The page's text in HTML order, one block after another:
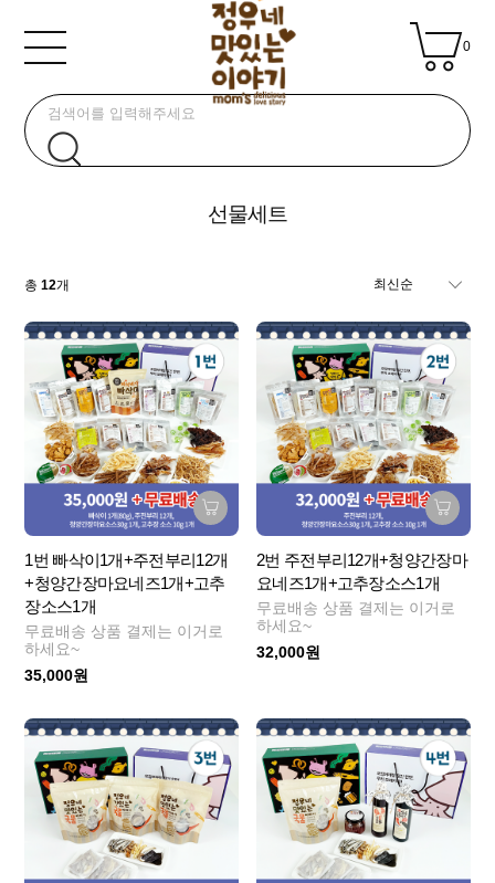
0
선물세트
총12개
1번 빠삭이1개+주전부리12개
+청양간장마요네즈1개+고추
장소스1개
무료배송 상품 결제는 이거로
하세요~
35,000원
2번 주전부리12개+청양간장마
요네즈1개+고추장소스1개
무료배송 상품 결제는 이거로
하세요~
32,000원